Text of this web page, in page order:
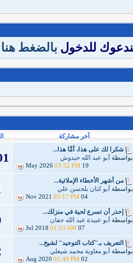
للدخول بالضغط هنا
آخر مشاركة
شكرا لك على هذا، أمَّا هذا...
بواسطة أبو عبد الله حيدوش
19 May 2026
03:52 PM
من أشهر الأخطاء الإملائية...
بواسطة أبو كنان بلحسن علي
04 Nov 2021
05:17 PM
إحذر أن تسرع لحية في منزلك...
بواسطة أبو عبيدة عبد الله حفان
07 Jul 2018
01:23 AM
التعريف بـ"كتاب التوحيد" لشيخ...
بواسطة أبو معاوية محمد شيعلي
02 Aug 2020
01:49 PM